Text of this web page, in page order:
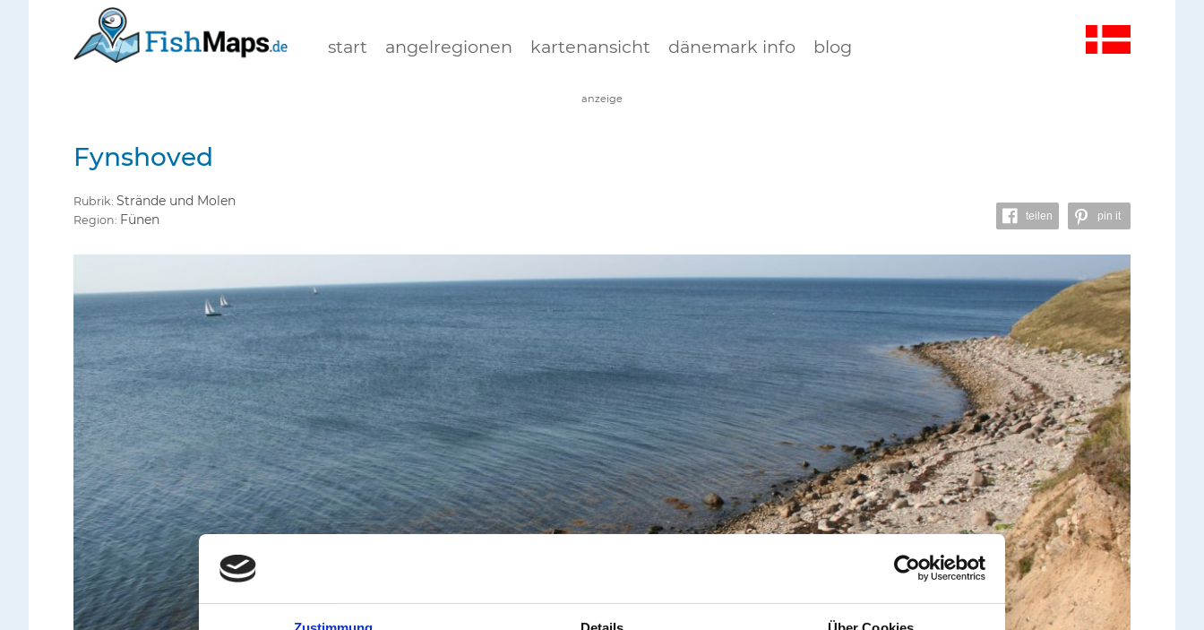
start angelregionen kartenansicht dänemark info blog
anzeige
Fynshoved
Rubrik: Strände und Molen
Region: Fünen teilen pin it